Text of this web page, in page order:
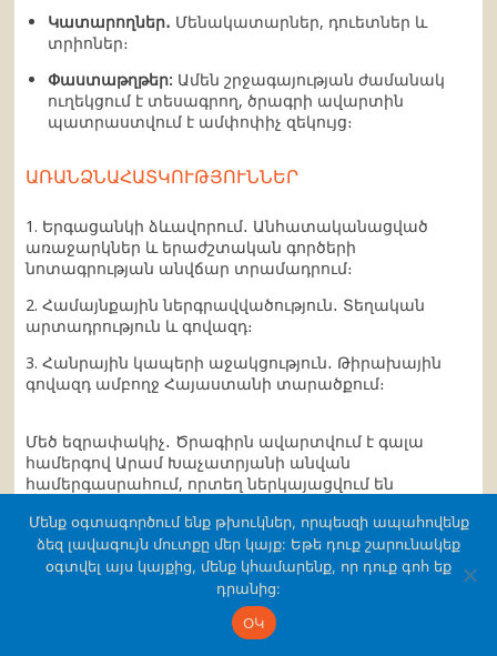
Կատարողներ․ Մենակատարներ, դուետներ և
տրիոներ։
Փաստաթղթեր: Ամեն շրջագայության ժամանակ
ուղեկցում է տեսագրող, ծրագրի ավարտին
պատրաստվում է ամփոփիչ զեկույց։
ԱՌԱՆՁՆԱՀԱՏԿՈՒԹՅՈՒՆՆԵՐ
1. Երգացանկի ձևավորում․ Անհատականացված
առաջարկներ և երաժշտական գործերի
նոտագրության անվճար տրամադրում։
2. Համայնքային ներգրավվածություն․ Տեղական
արտադրություն և գովազդ։
3. Հանրային կապերի աջակցություն․ Թիրախային
գովազդ ամբողջ Հայաստանի տարածքում։
Մեծ եզրափակիչ․ Ծրագիրն ավարտվում է գալա
համերգով Արամ Խաչատրյանի անվան
համերգասրահում, որտեղ ներկայացվում են
մասնակցող երաժիշտները և Հայաստանի մարզերից
լավագույն երիտասարդ տաղանդները։
Առաջին շրջագայության հաջողություն. Ոգեշնչված
2024 թվականին Սյունիքում կայացած դասական
կիթառի շրջագայությունից՝ այս ծրագիրը հիմնվում է
Մենք օգտագործում ենք թխուկներ, որպեսզի ապահովենք
ձեզ լավագույն մուտքը մեր կայք: Եթե դուք շարունակեք
օգտվել այս կայքից, մենք կհամարենք, որ դուք գոհ եք
դրանից:
ՕԿ